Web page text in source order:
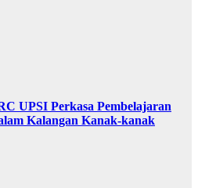
UPSI Perkasa Pembelajaran
Kalangan Kanak-kanak